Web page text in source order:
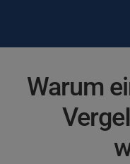
Warum